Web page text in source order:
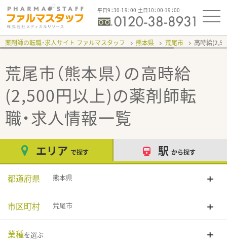
平日9：30-19：00 土日10：00-19：00
薬剤師の転職・求人サイト ファルマスタッフ 熊本県 荒尾市 高時給
荒尾市（熊本県）の高時給
(2,500円以上)の薬剤師転
職・求人情報一覧
エリア で探す 駅 から探す
都道府県 熊本県
市区町村 荒尾市
業種を選ぶ